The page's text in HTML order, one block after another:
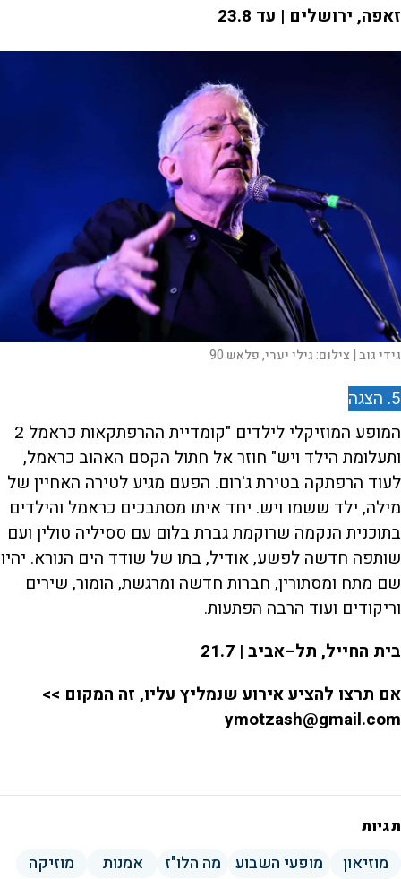
זאפה, ירושלים | עד 23.8
גידי גוב | צילום:גילי יערי, פלאש 90
5. הצגה
המופע המוזיקלי לילדים "קומדיית ההרפתקאות כראמל 2
ותעלומת הילד ויש" חוזר אל חתול הקסם האהוב כראמל,
לעוד הרפתקה בטירת ג'רום. הפעם מגיע לטירה האחיין של
מילה, ילד ששמו ויש. יחד איתו מסתבכים כראמל והילדים
בתוכנית הנקמה שרוקמת גברת בלום עם ססיליה טולין ועם
שותפה חדשה לפשע, אודיל, בתו של שודד הים הנורא. יהיו
שם מתח ומסתורין, חברות חדשה ומרגשת, הומור, שירים
וריקודים ועוד הרבה הפתעות.
בית החייל, תל–אביב | 21.7
אם תרצו להציע אירוע שנמליץ עליו, זה המקום >>
ymotzash@gmail.com
תגיות
מוזיאון מופעי השבוע מה הלו"ז אמנות
מוזיקה